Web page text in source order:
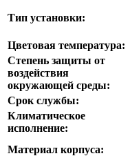
Тип установки:
Цветовая температура:
Степень защиты от
воздействия
окружающей среды:
Срок службы:
Климатическое
исполнение:
Материал корпуса: